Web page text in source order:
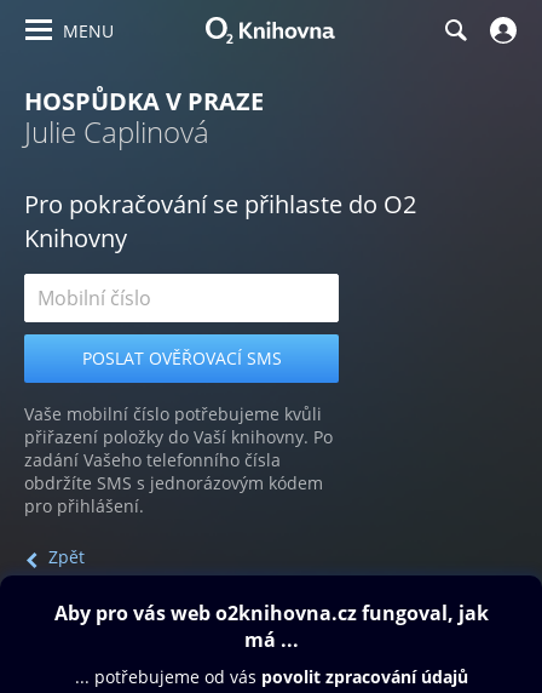
MENU
HOSPŮDKA V PRAZE
Julie Caplinová
Pro pokračování se přihlaste do O2
Knihovny
Vaše mobilní číslo potřebujeme kvůli
přiřazení položky do Vaší knihovny. Po
zadání Vašeho telefonního čísla
obdržíte SMS s jednorázovým kódem
pro přihlášení.
Zpět
Obsah ke stažení